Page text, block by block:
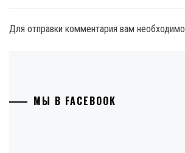
Для отправки комментария вам необходимо
МЫ В FACEBOOK